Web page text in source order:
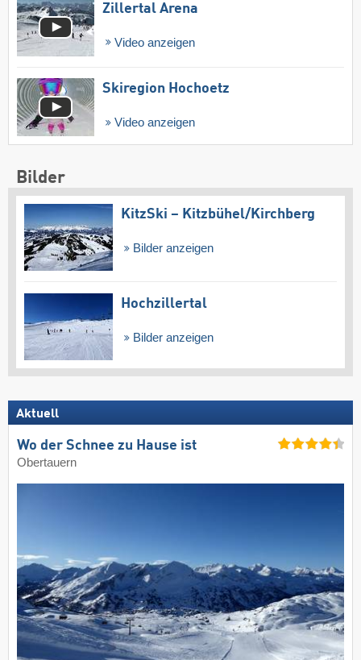
Zillertal Arena
Video anzeigen
Skiregion Hochoetz
Video anzeigen
Bilder
KitzSki – Kitzbühel/​Kirchberg
Bilder anzeigen
Hochzillertal
Bilder anzeigen
Aktuell
Wo der Schnee zu Hause ist
Obertauern